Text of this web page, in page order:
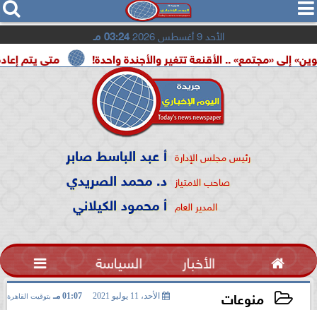
  
الأحد 9 أغسطس 2026 03:24 مـ
متى يتم إعادة تشغيل .. الأقنعة تتغير والأجندة واحدة!
رئيس مجلس الإدارة أ عبد الباسط صابر
صاحب الامتياز د. محمد الصريدي
المدير العام أ محمود الكيلاني
 الأخبار السياسة 
منوعات الأحد، 11 يوليو 2021 01:07 مـ بتوقيت القاهرة